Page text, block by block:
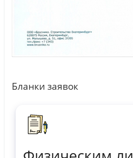
Бланки заявок